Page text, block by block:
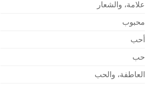
علامة، والشعار
محبوب
أحب
حب
العاطفة، والحب